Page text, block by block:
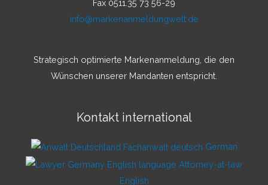
Fax 0511.35 73 56-29
info@markenanmeldungwelt.de
Strategisch optimierte Markenanmeldung, die den
Wünschen unserer Mandanten entspricht.
Kontakt international
German
English